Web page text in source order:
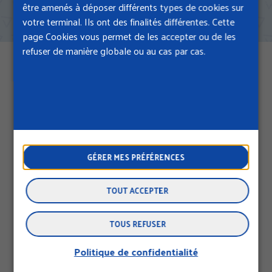
être amenés à déposer différents types de cookies sur
votre terminal. Ils ont des finalités différentes. Cette
page Cookies vous permet de les accepter ou de les
refuser de manière globale ou au cas par cas.
GÉRER MES PRÉFÉRENCES
TOUT ACCEPTER
TOUS REFUSER
Politique de confidentialité
CENTRE MÉDICAL STALINGRAD
MARCHÉS PUBLICS
CARRIÈRES
ÉCOLE DE SERVICE SOCIAL
ACTUALITÉS